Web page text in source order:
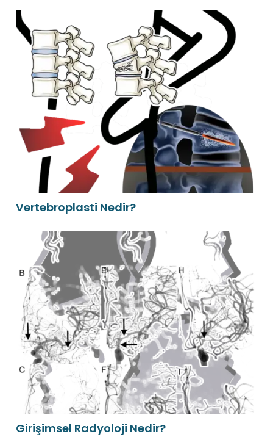
Vertebroplasti Nedir?
Girişimsel Radyoloji Nedir?